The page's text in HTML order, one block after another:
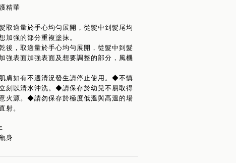
精華
取適量於手心均勻展開，從髮中到髮尾均
加強的部分重複塗抹。
後，取適量於手心均勻展開，從髮中到髮
強表面加強表面及想要調整的部分，風機
膚如有不適清況發生請停止使用。◆不慎
刻以清水沖洗。◆請保存於幼兒不易取得
火源。◆請勿保存於極度低溫與高溫的場
射。
身